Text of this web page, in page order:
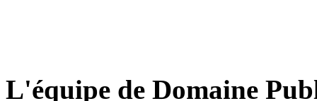
L'équipe de Domaine